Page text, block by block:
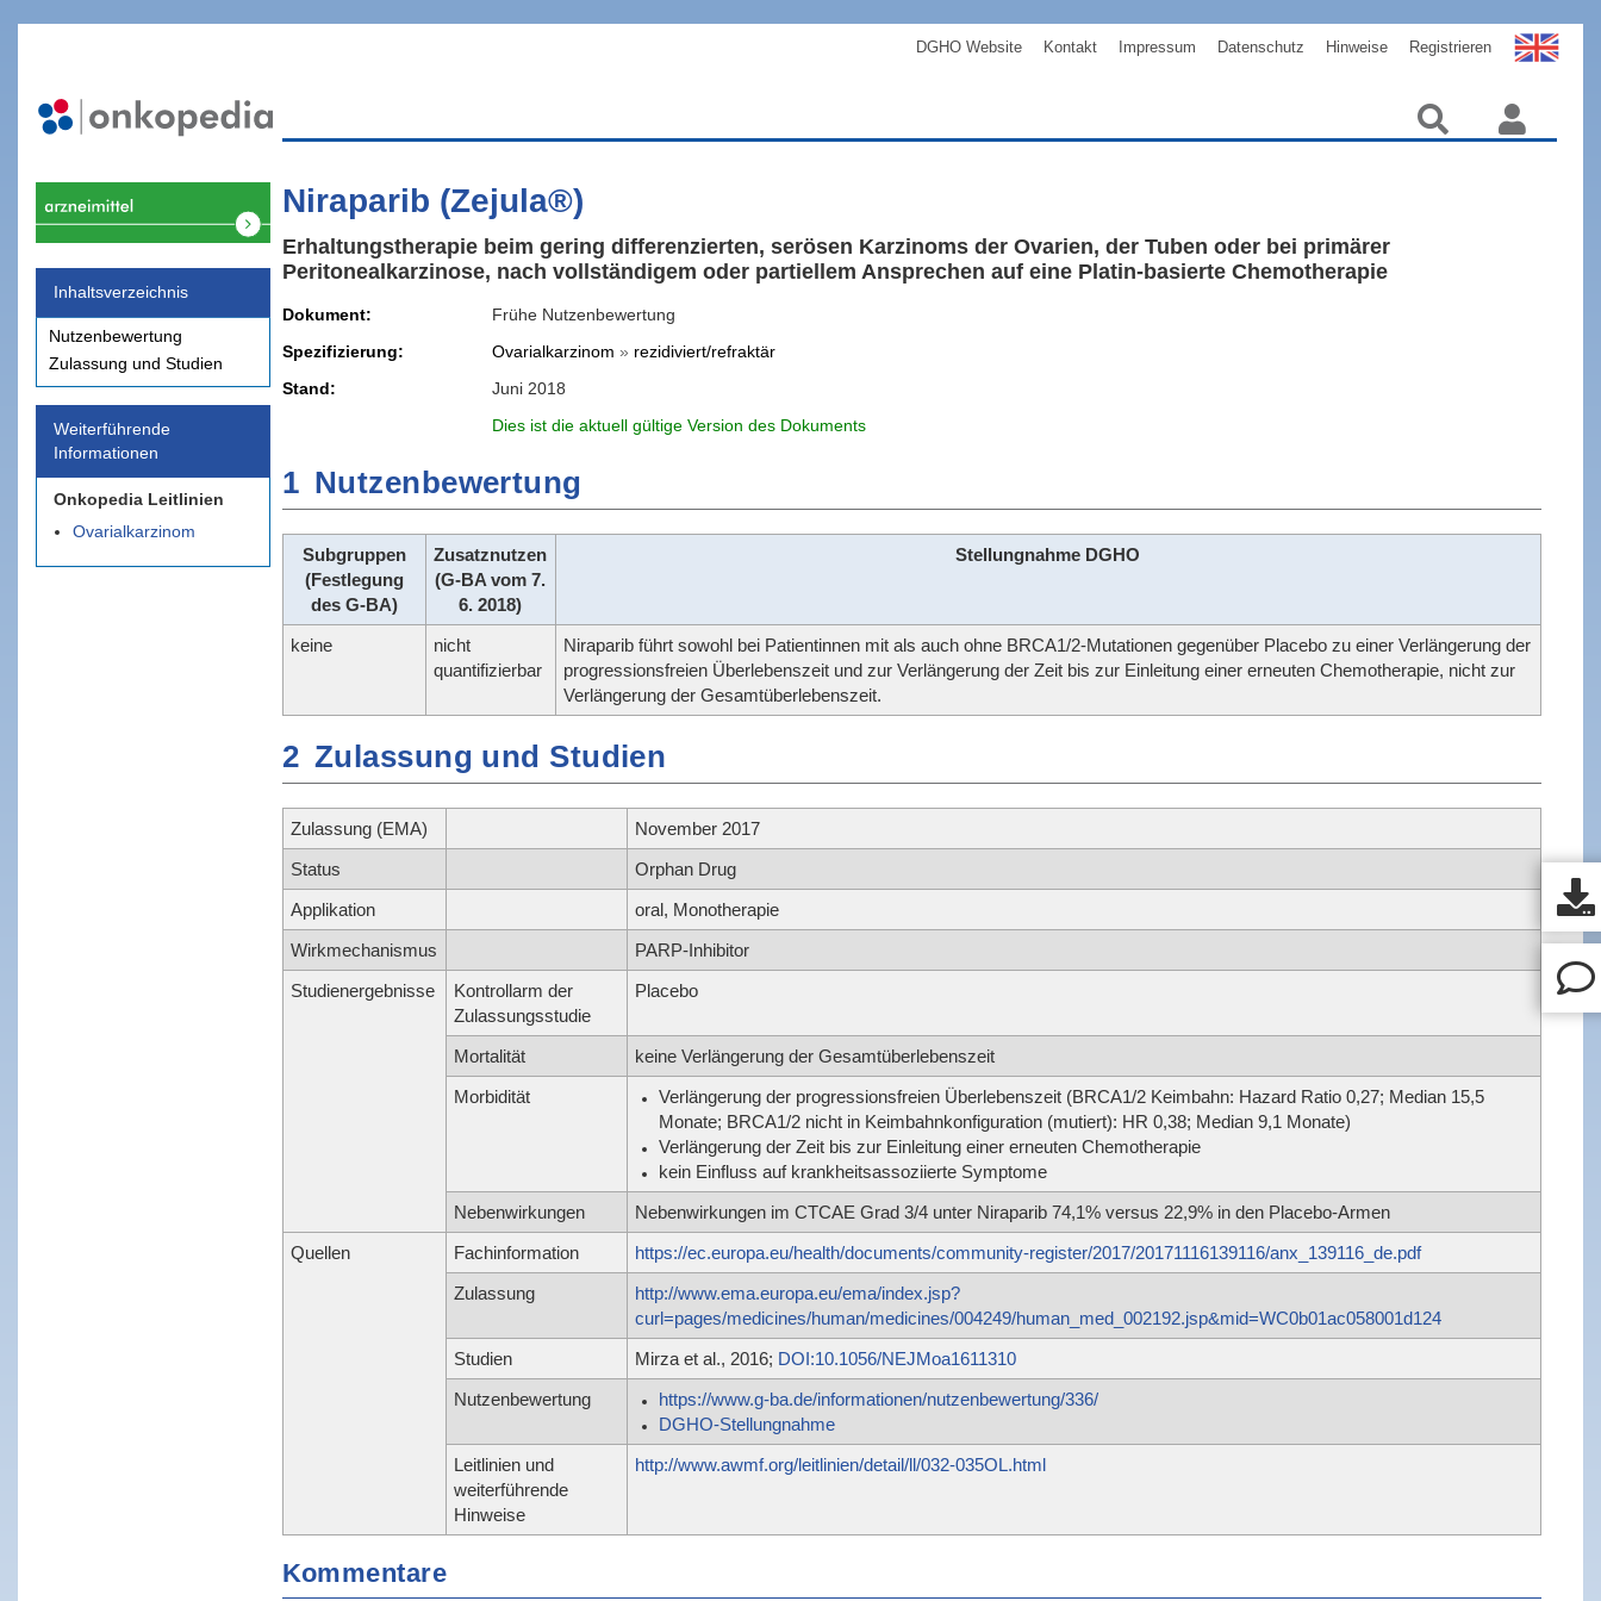
DGHO Website Kontakt Impressum Datenschutz Hinweise Registrieren
Inhaltsverzeichnis
Nutzenbewertung
Zulassung und Studien
Weiterführende
Informationen
Onkopedia Leitlinien
Ovarialkarzinom
Niraparib (Zejula®)
Erhaltungstherapie beim gering differenzierten, serösen Karzinoms der Ovarien, der Tuben oder bei primärer
Peritonealkarzinose, nach vollständigem oder partiellem Ansprechen auf eine Platin-basierte Chemotherapie
Dokument
Frühe Nutzenbewertung
Spezifizierung
Ovarialkarzinom » rezidiviert/refraktär
Stand
Juni 2018
Dies ist die aktuell gültige Version des Dokuments
1 Nutzenbewertung
Subgruppen
(Festlegung
des G-BA)
Zusatznutzen
(G-BA vom 7.
6. 2018)
Stellungnahme DGHO
keine
nicht
quantifizierbar
Niraparib führt sowohl bei Patientinnen mit als auch ohne BRCA1/2-Mutationen gegenüber Placebo zu einer Verlängerung der
progressionsfreien Überlebenszeit und zur Verlängerung der Zeit bis zur Einleitung einer erneuten Chemotherapie, nicht zur
Verlängerung der Gesamtüberlebenszeit.
2 Zulassung und Studien
Zulassung (EMA)
November 2017
Status
Orphan Drug
Applikation
oral, Monotherapie
Wirkmechanismus
PARP-Inhibitor
Studienergebnisse
Kontrollarm der
Zulassungsstudie
Placebo
Mortalität
keine Verlängerung der Gesamtüberlebenszeit
Morbidität
Verlängerung der progressionsfreien Überlebenszeit (BRCA1/2 Keimbahn: Hazard Ratio 0,27; Median 15,5
Monate; BRCA1/2 nicht in Keimbahnkonfiguration (mutiert): HR 0,38; Median 9,1 Monate)
Verlängerung der Zeit bis zur Einleitung einer erneuten Chemotherapie
kein Einfluss auf krankheitsassoziierte Symptome
Nebenwirkungen
Nebenwirkungen im CTCAE Grad 3/4 unter Niraparib 74,1% versus 22,9% in den Placebo-Armen
Quellen
Fachinformation
https://ec.europa.eu/health/documents/community-register/2017/20171116139116/anx_139116_de.pdf
Zulassung
http://www.ema.europa.eu/ema/index.jsp?
curl=pages/medicines/human/medicines/004249/human_med_002192.jsp&mid=WC0b01ac058001d124
Studien
Mirza et al., 2016; DOI:10.1056/NEJMoa1611310
Nutzenbewertung
https://www.g-ba.de/informationen/nutzenbewertung/336/
DGHO-Stellungnahme
Leitlinien und
weiterführende
Hinweise
http://www.awmf.org/leitlinien/detail/ll/032-035OL.html
Kommentare